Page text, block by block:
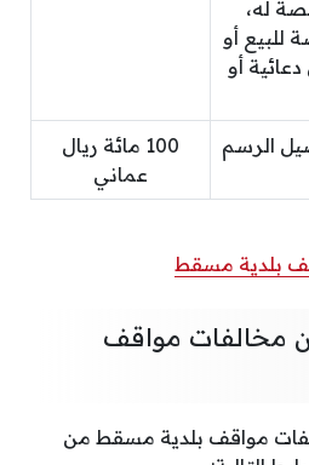
له،
للبيع أو
أو
الرسم
100 مائة ريال
عماني
بلدية مسقط
مخالفات مواقف
مواقف بلدية مسقط من